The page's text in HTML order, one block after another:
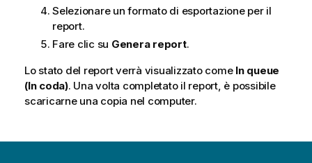
Selezionare un formato di esportazione per il
report.
Fare clic su Genera report.
Lo stato del report verrà visualizzato come In queue
(In coda). Una volta completato il report, è possibile
scaricarne una copia nel computer.